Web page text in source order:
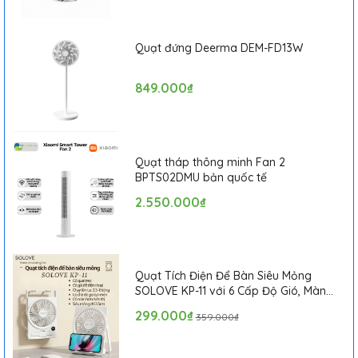
Quạt đứng Deerma DEM-FD13W
849.000₫
Quạt tháp thông minh Fan 2
BPTS02DMU bản quốc tế
2.550.000₫
Quạt Tích Điện Để Bàn Siêu Mỏng
SOLOVE KP-11 với 6 Cấp Độ Gió, Màn
299.000₫ 359.000₫